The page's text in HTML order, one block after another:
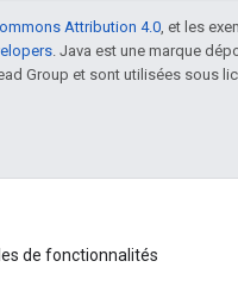
Attribution 4.0, et les
. Java est une marque
Group et sont utilisées sous
de fonctionnalités